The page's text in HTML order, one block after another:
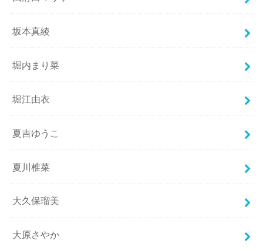
坂本真綾
堀内まり菜
堀江由衣
夏吉ゆうこ
夏川椎菜
大久保瑠美
大原さやか